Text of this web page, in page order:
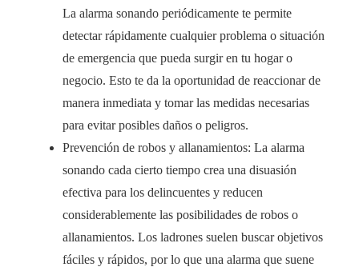
La alarma sonando periódicamente te permite
detectar rápidamente cualquier problema o situación
de emergencia que pueda surgir en tu hogar o
negocio. Esto te da la oportunidad de reaccionar de
manera inmediata y tomar las medidas necesarias
para evitar posibles daños o peligros.
Prevención de robos y allanamientos: La alarma
sonando cada cierto tiempo crea una disuasión
efectiva para los delincuentes y reducen
considerablemente las posibilidades de robos o
allanamientos. Los ladrones suelen buscar objetivos
fáciles y rápidos, por lo que una alarma que suene